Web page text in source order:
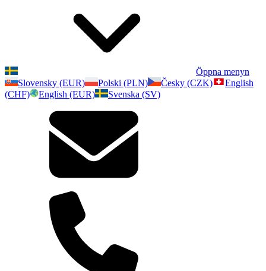
Öppna menyn
Slovensky (EUR)
Polski (PLN) Česky (CZK)
English
(CHF)
English (EUR) Svenska (SV)